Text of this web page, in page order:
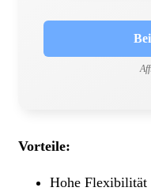
Vorteile:
Hohe Flexibilität